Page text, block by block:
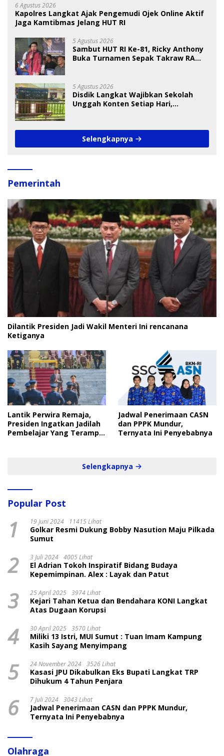
6 Agustus 2026
Kapolres Langkat Ajak Pengemudi Ojek Online Aktif
Jaga Kamtibmas Jelang HUT RI
5 Agustus 2026
Sambut HUT RI Ke-81, Ricky Anthony
Buka Turnamen Sepak Takraw RA
5 Agustus 2026
Disdik Langkat Wajibkan Sekolah
Unggah Konten Setiap Hari,
Selengkapnya
Pemerintah
Dilantik Presiden Jadi Wakil Menteri Ini rencanana
Ketiganya
Lantik Perwira Remaja,
Presiden Ingatkan Jadilah
Pembelajar Yang Terampil
Jadwal Penerimaan CASN
dan PPPK Mundur,
Ternyata Ini Penyebabnya
Selengkapnya
Popular Post
1 19 Juni 2024 11415 Lihat
Golkar Resmi Dukung Bobby Nasution Maju Pilkada
Sumut
2 3 Juli 2024 4005 Lihat
El Adrian Tokoh Inspiratif Bidang Budaya
Kepemimpinan. Alex : Layak dan Patut
3 25 April 2025 3974 Lihat
Kejari Tahan Ketua dan Bendahara KONI Langkat
Atas Dugaan Korupsi
4 30 April 2025 3570 Lihat
Miliki 13 Istri, MUI Sumut : Tuan Imam Kampung
Kasih Sayang Menyimpang
5 24 November 2024 3526 Lihat
Kasasi JPU Dikabulkan Eks Bupati Langkat TRP
Dihukum 4 Tahun Penjara
6 7 Juli 2024 3043 Lihat
Jadwal Penerimaan CASN dan PPPK Mundur,
Ternyata Ini Penyebabnya
Olahraga